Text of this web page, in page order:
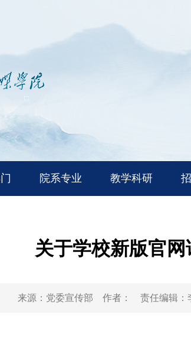
院系专业 教学科研
关于学校新版官
来源： 党委宣传部 作者： 责任编辑：